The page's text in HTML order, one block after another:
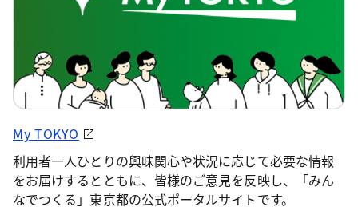
My TOKYO
利用者一人ひとりの興味関心や状況に応じて必要な情報
をお届けするとともに、皆様のご意見を反映し、「みん
なでつくる」東京都の公式ポータルサイトです。